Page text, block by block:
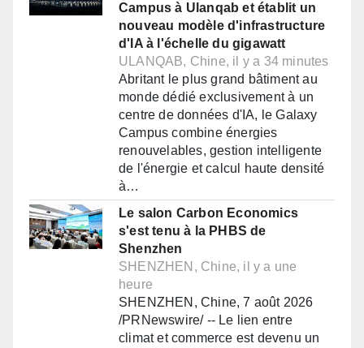
Campus à Ulanqab et établit un
nouveau modèle d'infrastructure
d'IA à l'échelle du gigawatt
ULANQAB, Chine, il y a 34 minutes
Abritant le plus grand bâtiment au
monde dédié exclusivement à un
centre de données d'IA, le Galaxy
Campus combine énergies
renouvelables, gestion intelligente
de l'énergie et calcul haute densité
à…
Le salon Carbon Economics
s'est tenu à la PHBS de
Shenzhen
SHENZHEN, Chine, il y a une
heure
SHENZHEN, Chine, 7 août 2026
/PRNewswire/ -- Le lien entre
climat et commerce est devenu un